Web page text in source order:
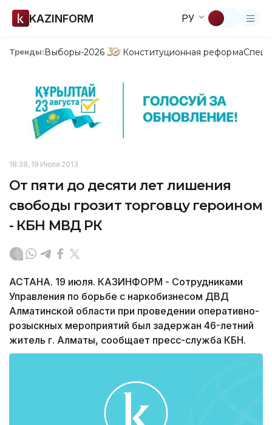
KAZINFORM РУ
Тренды:Выборы-2026 Конституционная реформа
18:38, 19 Июля 2013
От пяти до десяти лет лишения
свободы грозит торговцу героином
- КБН МВД РК
АСТАНА. 19 июля. КАЗИНФОРМ - Сотрудниками
Управления по борьбе с наркобизнесом ДВД
Алматинской области при проведении оперативно-
розыскных мероприятий был задержан 46-летний
житель г. Алматы, сообщает пресс-служба КБН.